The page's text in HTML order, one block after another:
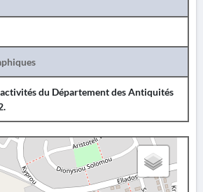
du Département des Antiquités